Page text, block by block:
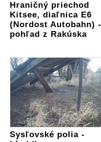
Hraničný priechod
Kitsee, diaľnica E6
(Nordost Autobahn) -
pohľad z Rakúska
Sysľovské polia -